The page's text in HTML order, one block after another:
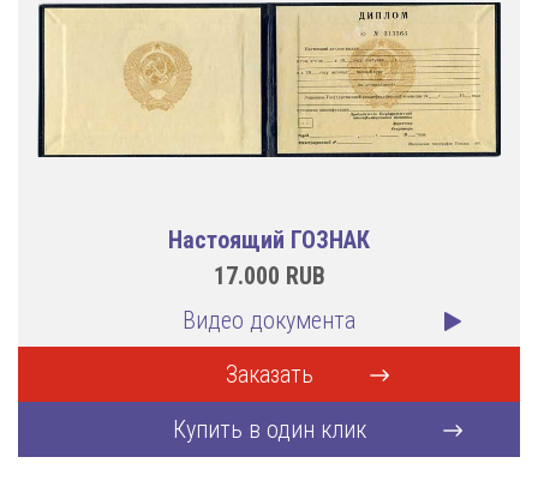
Настоящий ГОЗНАК
17.000 RUB
Видео документа
Заказать
Купить в один клик